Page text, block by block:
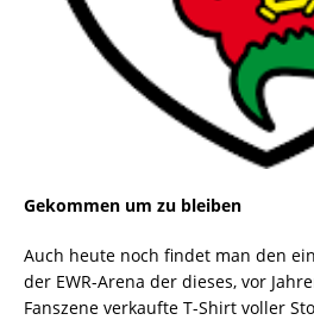
Gekommen um zu bleiben
Auch heute noch findet man den
der EWR-Arena der dieses, vor
Fanszene verkaufte T-Shirt voller